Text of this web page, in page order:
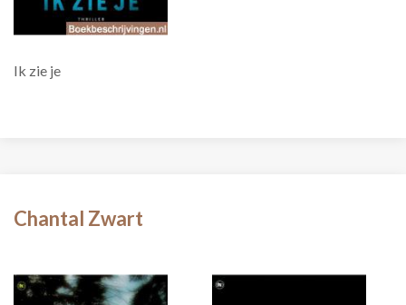
Ik zie je
Chantal Zwart